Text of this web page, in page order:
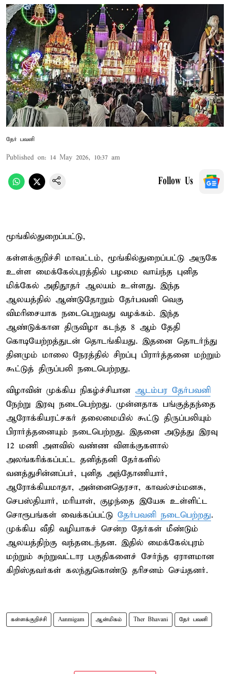
தேர் பவனி
Published on: 14 May 2026, 10:37 am
Follow Us
மூங்கில்துறைப்பட்டு,
கள்ளக்குறிச்சி மாவட்டம், மூங்கில்துறைப்பட்டு அருகே
உள்ள மைக்கேல்புரத்தில் பழமை வாய்ந்த புனித
மிக்கேல் அதிதூதர் ஆலயம் உள்ளது. இந்த
ஆலயத்தில் ஆண்டுதோறும் தேர்பவனி வெகு
விமரிசையாக நடைபெறுவது வழக்கம். இந்த
ஆண்டுக்கான திருவிழா கடந்த 8 ஆம் தேதி
கொடியேற்றத்துடன் தொடங்கியது. இதனை தொடர்ந்து
தினமும் மாலை நேரத்தில் சிறப்பு பிரார்த்தனை மற்றும்
கூட்டுத் திருப்பலி நடைபெற்றது.
விழாவின் முக்கிய நிகழ்ச்சியான ஆடம்பர தேர்பவனி
நேற்று இரவு நடைபெற்றது. முன்னதாக பங்குத்தந்தை
ஆரோக்கியரட்சகர் தலைமையில் கூட்டு திருப்பலியும்
பிரார்த்தனையும் நடைபெற்றது. இதனை அடுத்து இரவு
12 மணி அளவில் வண்ண விளக்குகளால்
அலங்கரிக்கப்பட்ட தனித்தனி தேர்களில்
வனத்துசின்னப்பர், புனித அந்தோணியார்,
ஆரோக்கியமாதா, அன்னைதெரசா, காவல்சம்மனசு,
செபஸ்தியார், மரியாள், குழந்தை இயேசு உள்ளிட்ட
சொரூபங்கள் வைக்கப்பட்டு தேர்பவனி நடைபெற்றது.
முக்கிய வீதி வழியாகச் சென்ற தேர்கள் மீண்டும்
ஆலயத்திற்கு வந்தடைந்தன. இதில் மைக்கேல்புரம்
மற்றும் சுற்றுவட்டார பகுதிகளைச் சேர்ந்த ஏராளமான
கிறிஸ்தவர்கள் கலந்துகொண்டு தரிசனம் செய்தனர்.
கள்ளக்குறிச்சி Aanmigam ஆன்மிகம் Ther Bhavani தேர் பவனி